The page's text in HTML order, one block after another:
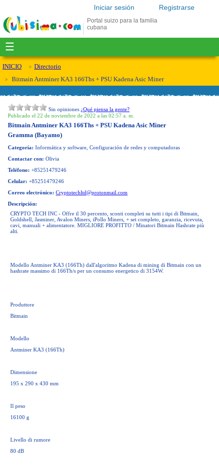
Registrarse
Iniciar sesión
Portal suizo para la familia
cubana
☰
INICIO
Directorio
Bitmain Antminer KA3 166Ths + PSU Kadena Asic Miner
Sin opiniones ¿Qué piensa la gente?
Publicado el 22 de noviembre de 2022 a las 02:57 a. m.
Bitmain Antminer KA3 166Ths + PSU Kadena Asic Miner
Gramma (Bayamo)
Categoría: Informática y software, Configuración de redes y computadoras
Contactar con: Olivia
Teléfono: +85251479246
Celular: +85251479246
Correo electrónico: Cryptotechltd@protonmail.com
Descripción:
CRYPTO TECH INC - Offre il 30 percento, sconti completi su tutti i tipi di Bitmain,
Goldshell, Jasminer, Avalon Miners, iPollo Miners, + set completo, garanzia, ricevuta,
cavi, manuali + alimentatore. MIGLIORE PROFITTO / Minatori Bitmain Hashrate più
alti.
Modello Antminer KA3 (166Th) dall'algoritmo Kadena di mining di Bitmain con un
hashrate massimo di 166Th/s per un consumo energetico di 3154W.
Produttore
Bitmain
Modello
Antminer KA3 (166Th)
Dimensione
195 x 290 x 430 mm
Il peso
16100 g
Livello di rumore
80 dB